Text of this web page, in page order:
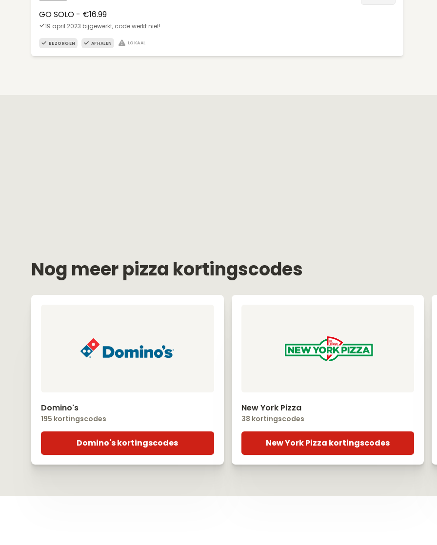
GO SOLO - €16.99
19 april 2023 bijgewerkt, code werkt niet!
BEZORGEN AFHALEN LOKAAL
Nog meer pizza kortingscodes
Domino's
195 kortingscodes
Domino's kortingscodes
New York Pizza
38 kortingscodes
New York Pizza kortingscodes